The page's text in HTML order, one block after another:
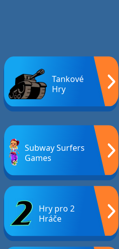
Tankové
Hry
Subway Surfers
Games
Hry pro 2
Hráče